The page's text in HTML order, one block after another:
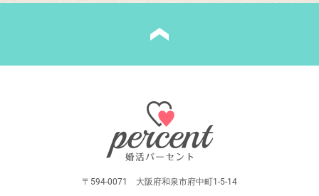
〒594-0071 大阪府和泉市府中町1-5-14